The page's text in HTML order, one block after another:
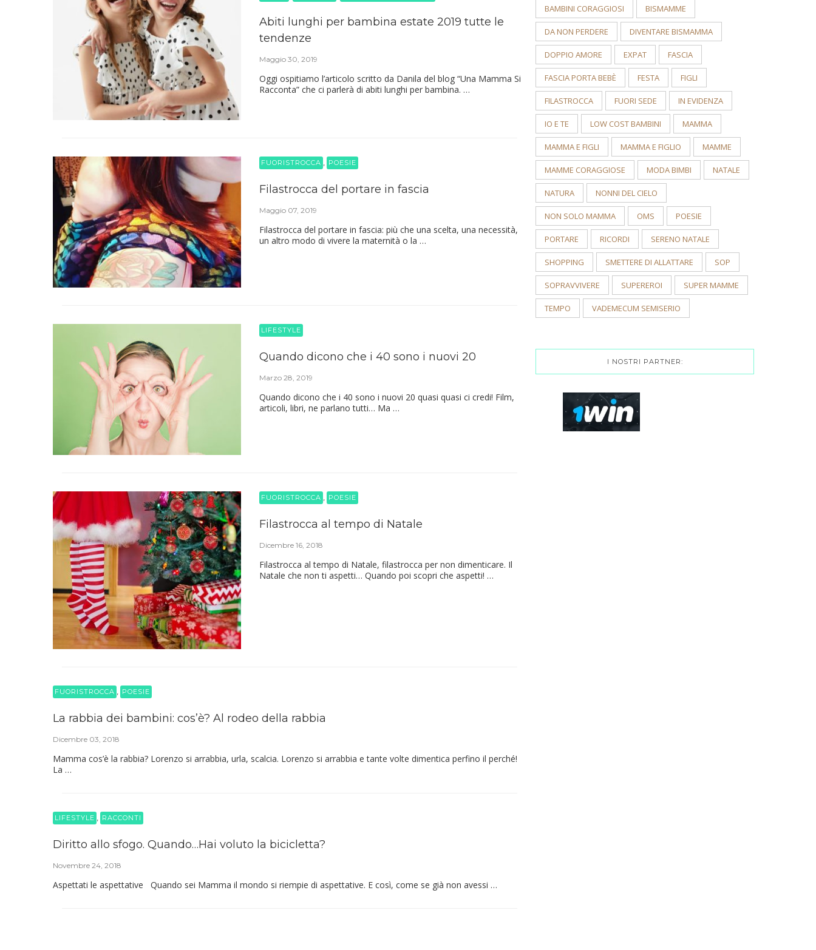
Abiti lunghi per bambina estate 2019 tutte le
tendenze
Maggio 30, 2019
Oggi ospitiamo l’articolo scritto da Danila del blog “Una Mamma Si
Racconta” che ci parlerà di abiti lunghi per bambina. …
FUORISTROCCA POESIE
Filastrocca del portare in fascia
Maggio 07, 2019
Filastrocca del portare in fascia: più che una scelta, una necessità,
un altro modo di vivere la maternità o la …
LIFESTYLE
Quando dicono che i 40 sono i nuovi 20
Marzo 28, 2019
Quando dicono che i 40 sono i nuovi 20 quasi quasi ci credi! Film,
articoli, libri, ne parlano tutti… Ma …
FUORISTROCCA POESIE
Filastrocca al tempo di Natale
Dicembre 16, 2018
Filastrocca al tempo di Natale, filastrocca per non dimenticare. Il
Natale che non ti aspetti… Quando poi scopri che aspetti! …
FUORISTROCCA POESIE
La rabbia dei bambini: cos’è? Al rodeo della rabbia
Dicembre 03, 2018
Mamma cos’è la rabbia? Lorenzo si arrabbia, urla, scalcia. Lorenzo si arrabbia e tante volte dimentica perfino il perché!
La …
LIFESTYLE RACCONTI
Diritto allo sfogo. Quando…Hai voluto la bicicletta?
Novembre 24, 2018
Aspettati le aspettative Quando sei Mamma il mondo si riempie di aspettative. E così, come se già non avessi …
BAMBINI CORAGGIOSI BISMAMME
DA NON PERDERE DIVENTARE BISMAMMA
DOPPIO AMORE EXPAT FASCIA
FASCIA PORTA BEBÈ FESTA FIGLI
FILASTROCCA FUORI SEDE IN EVIDENZA
IO E TE LOW COST BAMBINI MAMMA
MAMMA E FIGLI MAMMA E FIGLIO MAMME
MAMME CORAGGIOSE MODA BIMBI NATALE
NATURA NONNI DEL CIELO
NON SOLO MAMMA OMS POESIE
PORTARE RICORDI SERENO NATALE
SHOPPING SMETTERE DI ALLATTARE SOP
SOPRAVVIVERE SUPEREROI SUPER MAMME
TEMPO VADEMECUM SEMISERIO
I NOSTRI PARTNER: